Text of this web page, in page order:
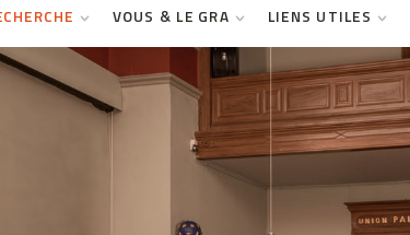
VOUS & LE GRA LIENS UTILES